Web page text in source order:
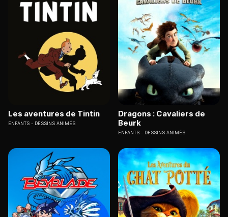
Les aventures de Tintin
ENFANTS DESSINS ANIMÉS
Dragons : Cavaliers de
Beurk
ENFANTS DESSINS ANIMÉS